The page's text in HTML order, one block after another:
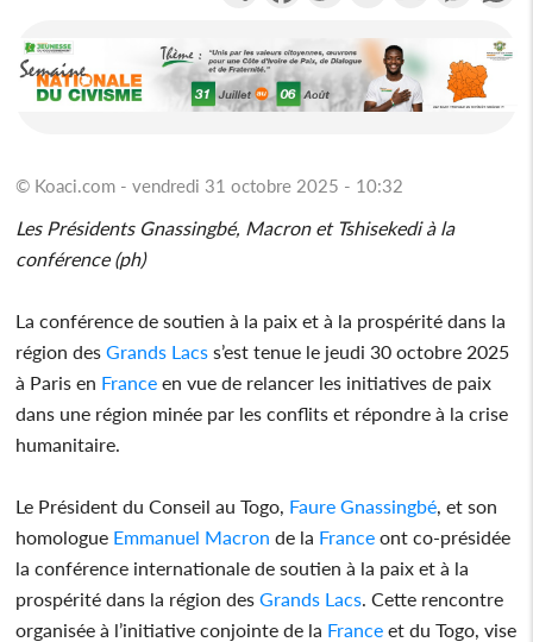
© Koaci.com - vendredi 31 octobre 2025 - 10:32
Les Présidents Gnassingbé, Macron et Tshisekedi à la
conférence (ph)
La conférence de soutien à la paix et à la prospérité dans la
région des Grands Lacs s’est tenue le jeudi 30 octobre 2025
à Paris en France en vue de relancer les initiatives de paix
dans une région minée par les conflits et répondre à la crise
humanitaire.
Le Président du Conseil au Togo, Faure Gnassingbé, et son
homologue Emmanuel Macron de la France ont co-présidée
la conférence internationale de soutien à la paix et à la
prospérité dans la région des Grands Lacs. Cette rencontre
organisée à l’initiative conjointe de la France et du Togo, vise